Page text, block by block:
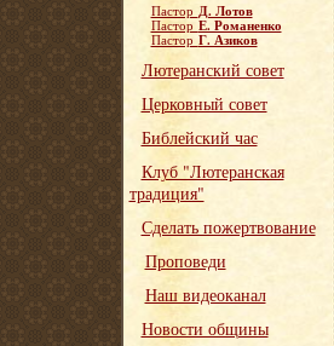
Пастор Д. Лотов
Пастор Е. Романенко
Пастор Г. Азиков
Лютеранский совет
Церковный совет
Библейский час
Клуб "Лютеранская
традиция"
Сделать пожертвование
Проповеди
Наш видеоканал
Новости общины